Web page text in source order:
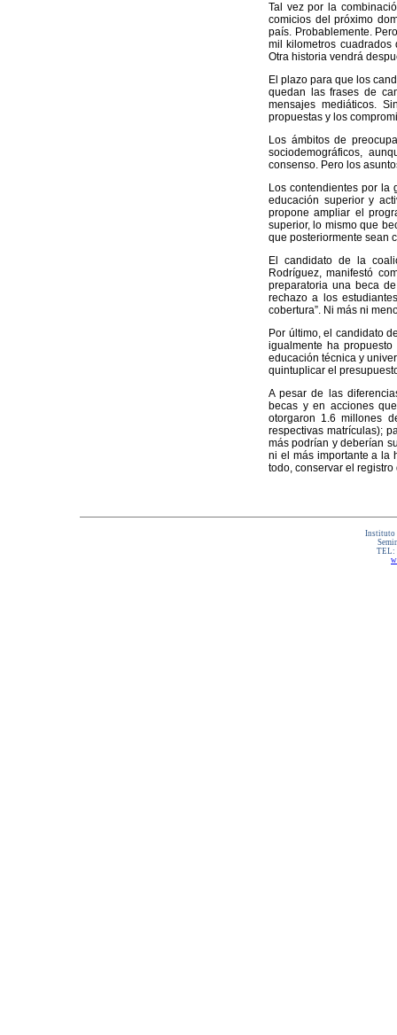
Tal vez por la
comicios del próximo
país. Probablemente.
mil kilometros
Otra historia vendrá
El plazo para que los
quedan las frases de
mensajes mediáticos.
propuestas y los
Los ámbitos de
sociodemográficos,
consenso. Pero los
Los contendientes por la
educación superior y
propone ampliar el
superior, lo mismo que
que posteriormente sean
El candidato de la
Rodríguez, manifestó
preparatoria una beca
rechazo a los
cobertura”. Ni más ni
Por último, el candidato
igualmente ha
educación técnica y
quintuplicar el
A pesar de las
becas y en acciones
otorgaron 1.6 millones
respectivas matrículas);
más podrían y deberían
ni el más importante a la
todo, conservar el
Instituto
TEL: